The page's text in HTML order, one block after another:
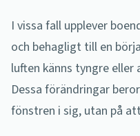
I vissa fall upplever
och behagligt till en
luften känns tyngre
Dessa förändringar
fönstren i sig, utan på